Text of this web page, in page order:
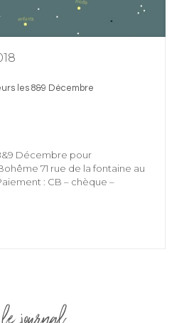
les 8&9 Décembre
Décembre pour
71 rue de la fontaine au
: CB – chèque –